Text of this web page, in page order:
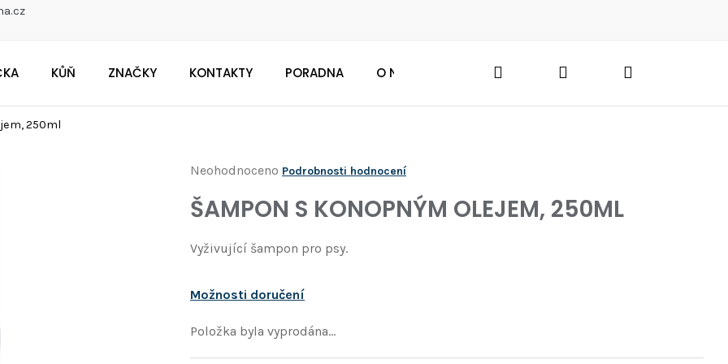
KŮŇ ZNAČKY KONTAKTY PORADNA O NÁS Hledat PřihlášeníNákupní
250ml
Průměrné
hodnocení
produktu
0,0
5
hvězdiček.
Neohodnoceno Podrobnosti hodnocení
ŠAMPON S KONOPNÝM OLEJEM, 250ML
Vyživující šampon pro psy.
Možnosti doručení
Položka byla vyprodána…
CO POTŘEBUJETE NAJÍT?